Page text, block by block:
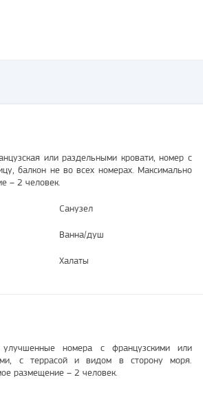
или раздельными кровати, номер с
балкон не во всех номерах. Максимально
– 2 человек.
Санузел
Ванна/душ
Халаты
номера с французскими или
с террасой и видом в сторону моря.
размещение – 2 человек.